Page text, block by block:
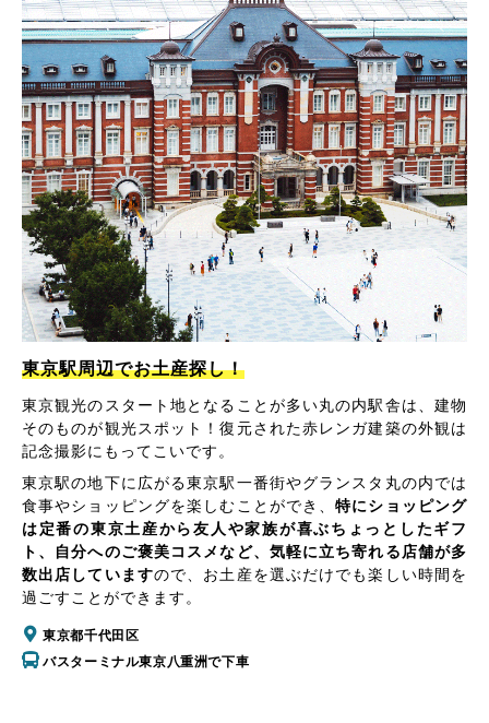
東京駅周辺でお土産探し！
東京観光のスタート地となることが多い丸の内駅舎は、建物
そのものが観光スポット！復元された赤レンガ建築の外観は
記念撮影にもってこいです。
東京駅の地下に広がる東京駅一番街やグランスタ丸の内では
食事やショッピングを楽しむことができ、特にショッピング
は定番の東京土産から友人や家族が喜ぶちょっとしたギフ
ト、自分へのご褒美コスメなど、気軽に立ち寄れる店舗が多
数出店していますので、お土産を選ぶだけでも楽しい時間を
過ごすことができます。
東京都千代田区
バスターミナル東京八重洲で下車